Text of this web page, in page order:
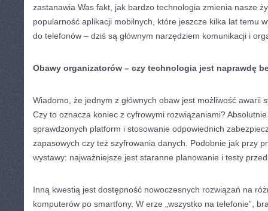
zastanawia Was fakt, jak bardzo technologia zmienia nasze
popularność aplikacji mobilnych, które jeszcze kilka lat temu
do telefonów – dziś są głównym narzędziem komunikacji i
Obawy organizatorów – czy technologia jest naprawdę
Wiadomo, że jednym z głównych obaw jest możliwość awarii
Czy to oznacza koniec z cyfrowymi rozwiązaniami?
sprawdzonych platform i stosowanie odpowiednich
zapasowych czy też szyfrowania danych. Podobnie jak przy
wystawy: najważniejsze jest staranne planowanie i testy
Inną kwestią jest dostępność nowoczesnych rozwiązań na
komputerów po smartfony. W erze „wszystko na telefonie”,